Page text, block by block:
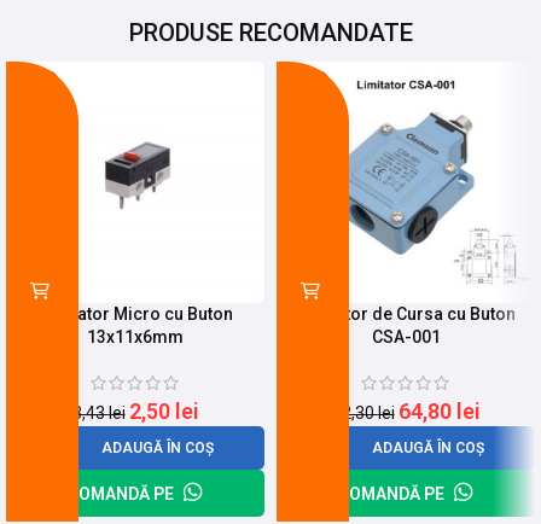
PRODUSE RECOMANDATE
Limitator Micro cu Buton
13x11x6mm
3,43lei 2,50 lei
ADAUGĂ ÎN COȘ
COMANDĂ PE
Limitator de Cursa cu Buton
CSA-001
82,30lei 64,80 lei
ADAUGĂ ÎN COȘ
COMANDĂ PE